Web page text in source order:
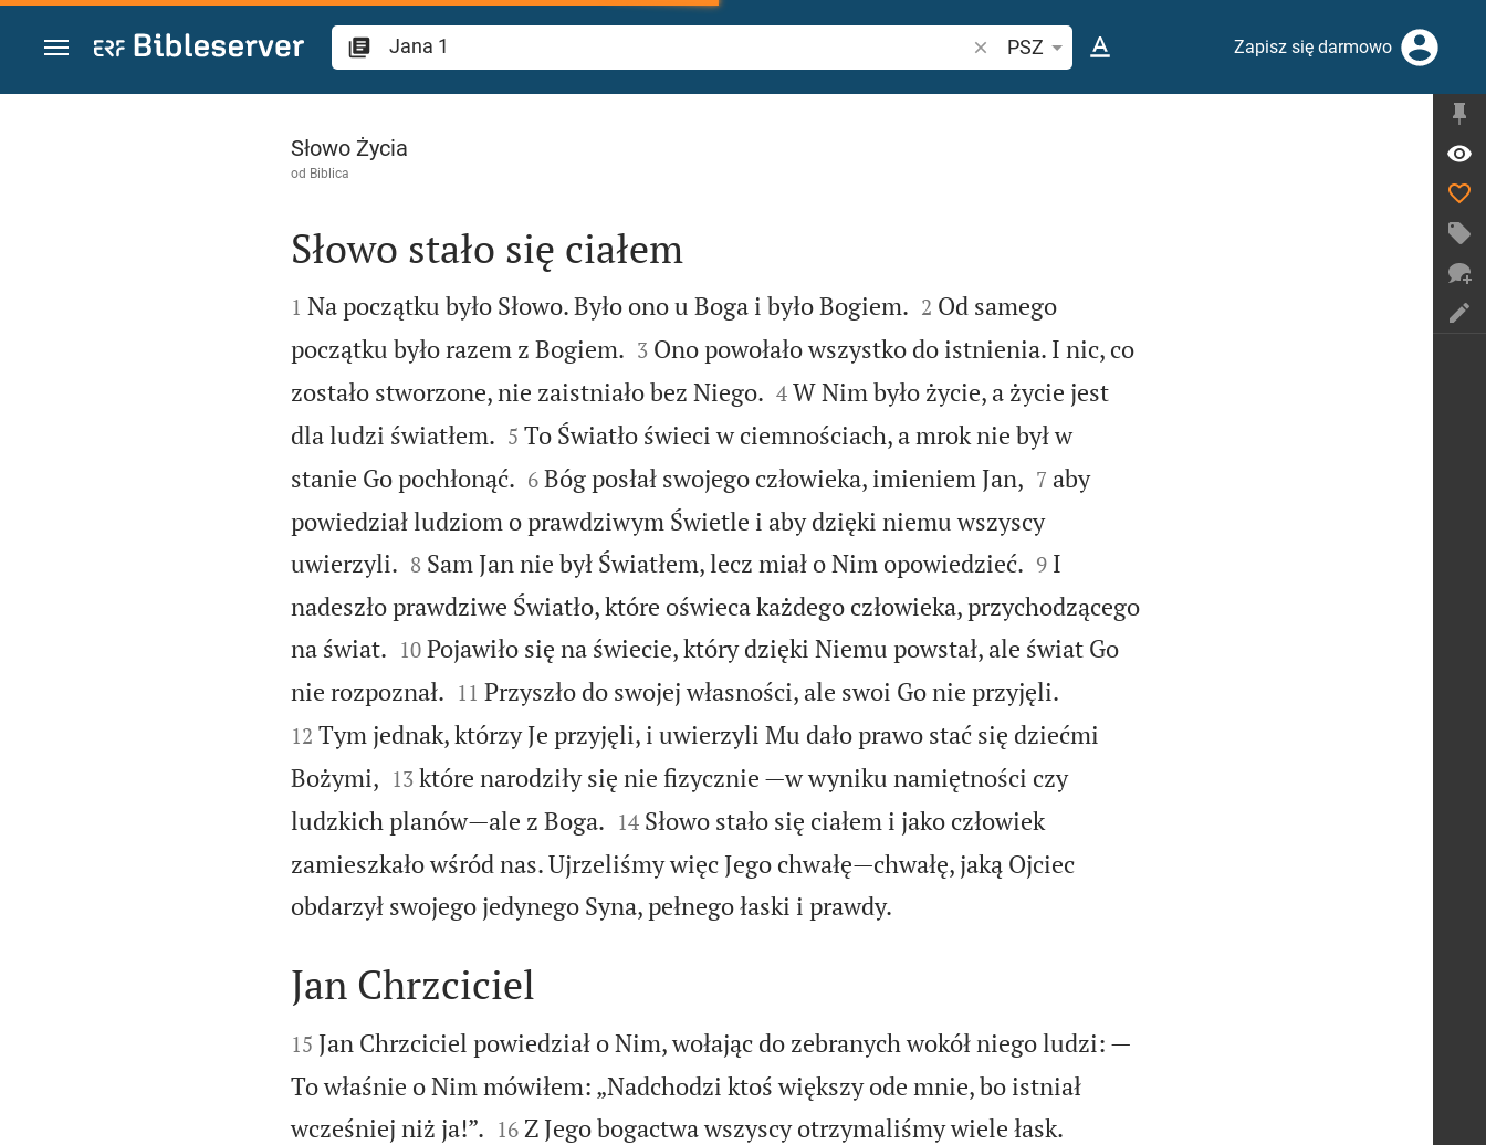
Przejdź do treści
Szukaj wersetu lub słowa biblijnego
PSZ Zapisz się darmowo
Jana 1
Słowo Życia
od Biblica

Słowo stało się ciałem

1 Na początku było Słowo. Było ono u Boga i było Bogiem.
2 Od samego
początku było razem z Bogiem.
3 Ono powołało wszystko do istnienia. I nic, co
zostało stworzone, nie zaistniało bez Niego.
4 W Nim było życie, a życie jest
dla ludzi światłem.
5 To Światło świeci w ciemnościach, a mrok nie był w
stanie Go pochłonąć.
6 Bóg posłał swojego człowieka, imieniem Jan,
7 aby
powiedział ludziom o prawdziwym Świetle i aby dzięki niemu wszyscy
uwierzyli.
8 Sam Jan nie był Światłem, lecz miał o Nim opowiedzieć.
9 I
nadeszło prawdziwe Światło, które oświeca każdego człowieka, przychodzącego
na świat.
10 Pojawiło się na świecie, który dzięki Niemu powstał, ale świat Go
nie rozpoznał.
11 Przyszło do swojej własności, ale swoi Go nie przyjęli.
12 Tym jednak, którzy Je przyjęli, i uwierzyli Mu dało prawo stać się dziećmi
Bożymi,
13 które narodziły się nie fizycznie —w wyniku namiętności czy
ludzkich planów—ale z Boga.
14 Słowo stało się ciałem i jako człowiek
zamieszkało wśród nas. Ujrzeliśmy więc Jego chwałę—chwałę, jaką Ojciec
obdarzył swojego jedynego Syna, pełnego łaski i prawdy.

Jan Chrzciciel

15 Jan Chrzciciel powiedział o Nim, wołając do zebranych wokół niego ludzi: —
To właśnie o Nim mówiłem: „Nadchodzi ktoś większy ode mnie, bo istniał
wcześniej niż ja!”.
16 Z Jego bogactwa wszyscy otrzymaliśmy wiele łask.